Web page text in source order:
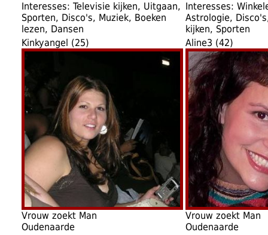
Interesses: Televisie kijken, Uitgaan,
Sporten, Disco's, Muziek, Boeken
lezen, Dansen
Interesses:
Astrologie,
kijken, Sporten
Kinkyangel (25)
Vrouw zoekt Man
Oudenaarde
Aline3 (42)
Vrouw zoekt Man
Oudenaarde